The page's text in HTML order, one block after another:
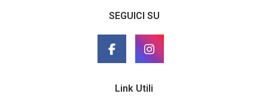
SEGUICI SU
Link Utili